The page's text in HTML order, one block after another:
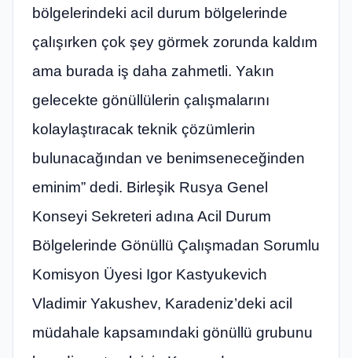
bölgelerindeki acil durum bölgelerinde
çalışırken çok şey görmek zorunda kaldım
ama burada iş daha zahmetli. Yakın
gelecekte gönüllülerin çalışmalarını
kolaylaştıracak teknik çözümlerin
bulunacağından ve benimseneceğinden
eminim” dedi. Birleşik Rusya Genel
Konseyi Sekreteri adına Acil Durum
Bölgelerinde Gönüllü Çalışmadan Sorumlu
Komisyon Üyesi Igor Kastyukevich
Vladimir Yakushev, Karadeniz’deki acil
müdahale kapsamındaki gönüllü grubunu